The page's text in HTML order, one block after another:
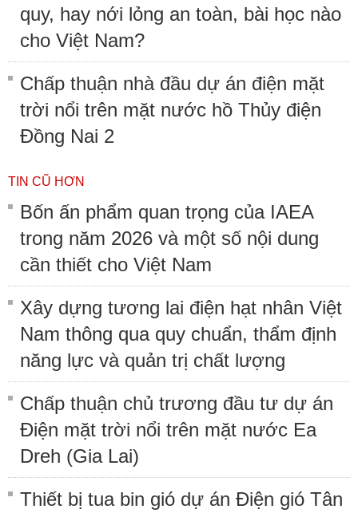
quy, hay nới lỏng an toàn, bài học nào
cho Việt Nam?
Chấp thuận nhà đầu dự án điện mặt
trời nổi trên mặt nước hồ Thủy điện
Đồng Nai 2
TIN CŨ HƠN
Bốn ấn phẩm quan trọng của IAEA
trong năm 2026 và một số nội dung
cần thiết cho Việt Nam
Xây dựng tương lai điện hạt nhân Việt
Nam thông qua quy chuẩn, thẩm định
năng lực và quản trị chất lượng
Chấp thuận chủ trương đầu tư dự án
Điện mặt trời nổi trên mặt nước Ea
Dreh (Gia Lai)
Thiết bị tua bin gió dự án Điện gió Tân